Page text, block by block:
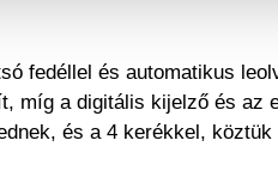
fedéllel és automatikus
míg a digitális kijelző és
és a 4 kerékkel,